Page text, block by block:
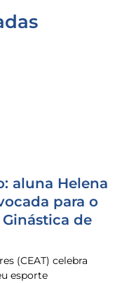
aluna Helena
para o
de
(CEAT) celebra
esporte